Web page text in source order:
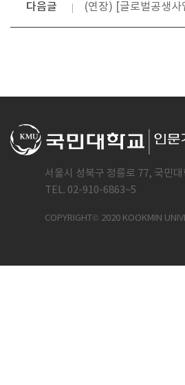
다음글 (연장) [글로벌공생
서울시 성북구 정릉로 77, 국민
TEL. 02-910-6863~5
COPYRIGHT© 2020 KOOKMIN